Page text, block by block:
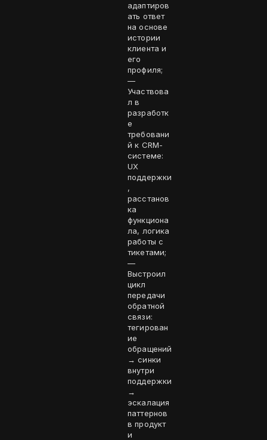
адаптиров
ать ответ
на основе
истории
клиента и
его
профиля;
—
Участвова
л в
разработк
е
требовани
й к CRM-
системе:
UX
поддержки
,
расстанов
ка
функциона
ла, логика
работы с
тикетами;
—
Выстроил
цикл
передачи
обратной
связи:
тегирован
ие
обращений
→ синки
внутри
поддержки
→
эскалация
паттернов
в продукт
и